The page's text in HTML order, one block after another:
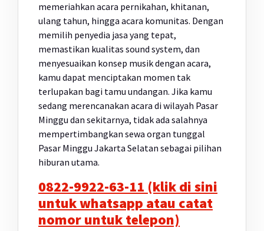
memeriahkan acara pernikahan, khitanan,
ulang tahun, hingga acara komunitas. Dengan
memilih penyedia jasa yang tepat,
memastikan kualitas sound system, dan
menyesuaikan konsep musik dengan acara,
kamu dapat menciptakan momen tak
terlupakan bagi tamu undangan. Jika kamu
sedang merencanakan acara di wilayah Pasar
Minggu dan sekitarnya, tidak ada salahnya
mempertimbangkan sewa organ tunggal
Pasar Minggu Jakarta Selatan sebagai pilihan
hiburan utama.
0822-9922-63-11 (klik di sini
untuk whatsapp atau catat
nomor untuk telepon)